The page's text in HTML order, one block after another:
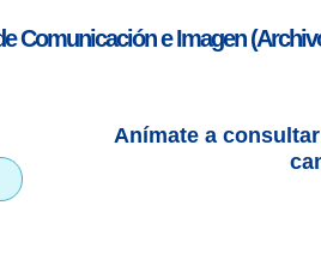
Comunicación e Imagen
Anímate a